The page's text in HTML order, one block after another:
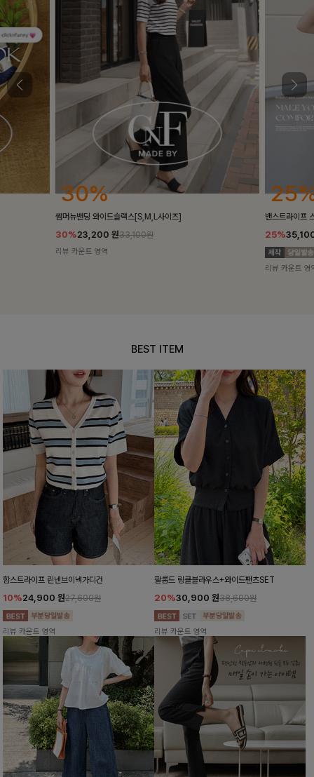
25%
밴스트라이프 스트링원피스
25%35,100원46,800원
12%
쥬린레이스 카
12%
리뷰 카운트 영
BEST ITEM
함스트라이프 린넨브이넥가디건
10%24,900 원27,600원
리뷰 카운트 영역
팔롬드 링클블라우스+와이드팬츠SET
20%30,900 원38,600원
리뷰 카운트 영역